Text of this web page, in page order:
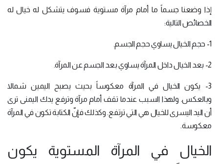
إذا وضعنا جسماً ما أمام مرآة مستوية فسوف يتشكل له خيال له
الخصائص التالية:
1- حجم الخيال يساوي حجم الجسم.
2- بعد الخيال داخل المرآة يساوي بعد الجسم عن المرآة.
3- يكون الخيال في المرآة معكوساً بحيث يصبح اليمين شمالا
وبالعكس. ولهذا السبب عندما تقف أمام مرآة وترفع يدك اليمنى ترى
أن اليد اليسرى للخيال هي التي ترتفع. وكذلك فإنّ الكتابة تكون في المرآة
معكوسة.
الخيال في المرآة المستوية يكون